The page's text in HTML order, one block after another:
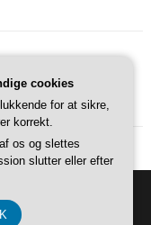
cookies
for at sikre,
korrekt.
os og slettes
slutter eller efter